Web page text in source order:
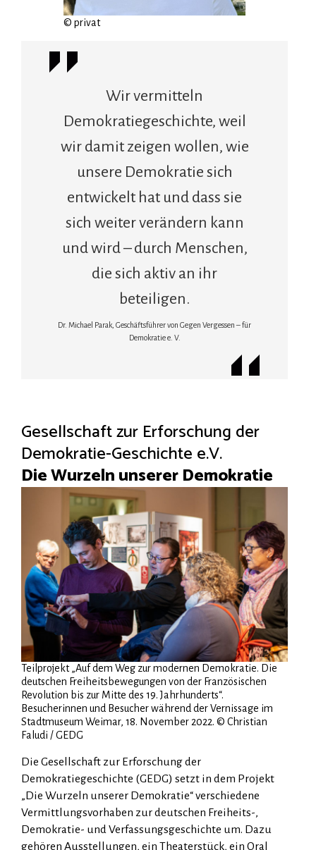
© privat
Wir vermitteln
Demokratiegeschichte, weil
wir damit zeigen wollen, wie
unsere Demokratie sich
entwickelt hat und dass sie
sich weiter verändern kann
und wird – durch Menschen,
die sich aktiv an ihr
beteiligen.
Dr. Michael Parak, Geschäftsführer von Gegen Vergessen – für
Demokratie e. V.
Gesellschaft zur Erforschung der
Demokratie-Geschichte e.V.
Die Wurzeln unserer Demokratie
Teilprojekt „Auf dem Weg zur modernen Demokratie. Die
deutschen Freiheitsbewegungen von der Französischen
Revolution bis zur Mitte des 19. Jahrhunderts“.
Besucherinnen und Besucher während der Vernissage im
Stadtmuseum Weimar, 18. November 2022. © Christian
Faludi / GEDG
Die Gesellschaft zur Erforschung der
Demokratiegeschichte (GEDG) setzt in dem Projekt
„Die Wurzeln unserer Demokratie“ verschiedene
Vermittlungsvorhaben zur deutschen Freiheits-,
Demokratie- und Verfassungsgeschichte um. Dazu
gehören Ausstellungen, ein Theaterstück, ein Oral